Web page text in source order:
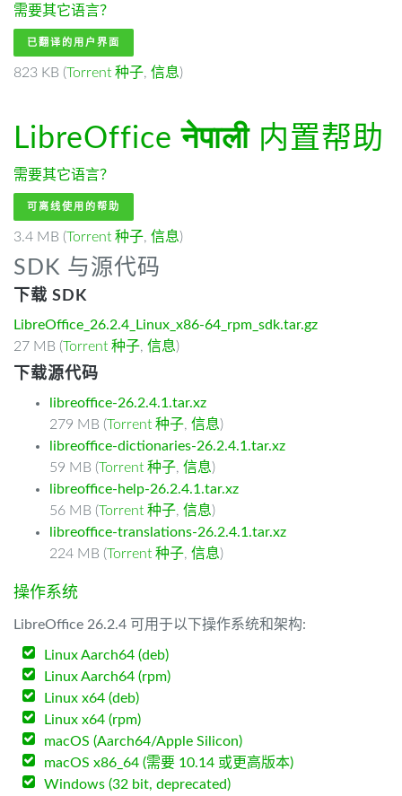
需要其它语言？
已翻译的用户界面
823 KB (Torrent 种子, 信息)
LibreOfficeनेपाली内置帮助
需要其它语言？
可离线使用的帮助
3.4 MB (Torrent 种子, 信息)
SDK 与源代码
下载 SDK
LibreOffice_26.2.4_Linux_x86-64_rpm_sdk.tar.gz
27 MB (Torrent 种子, 信息)
下载源代码
libreoffice-26.2.4.1.tar.xz
279 MB (Torrent 种子, 信息)
libreoffice-dictionaries-26.2.4.1.tar.xz
59 MB (Torrent 种子, 信息)
libreoffice-help-26.2.4.1.tar.xz
56 MB (Torrent 种子, 信息)
libreoffice-translations-26.2.4.1.tar.xz
224 MB (Torrent 种子, 信息)
操作系统
LibreOffice 26.2.4 可用于以下操作系统和架构:
Linux Aarch64 (deb)
Linux Aarch64 (rpm)
Linux x64 (deb)
Linux x64 (rpm)
macOS (Aarch64/Apple Silicon)
macOS x86_64 (需要 10.14 或更高版本)
Windows (32 bit, deprecated)